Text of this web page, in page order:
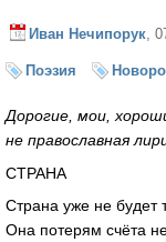
Иван Нечипорук ,
Поэзия
Дорогие, мои,
не православная
СТРАНА
Страна уже не будет
Она потерям счёта